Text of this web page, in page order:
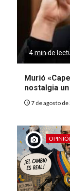
4 min de
Murió
nostalgia
7 de agosto